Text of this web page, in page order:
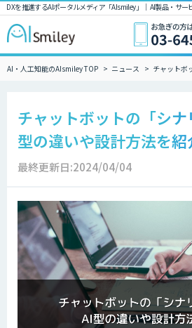
DXを推進するAIポータルメディア「AIsmiley」｜ AI製品・サ
AI・人工知能のAIsmiley TOP ニュース チャットボ
チャットボットの「シ
型の違いや設計方法を紹
最終更新日:2024/04/04